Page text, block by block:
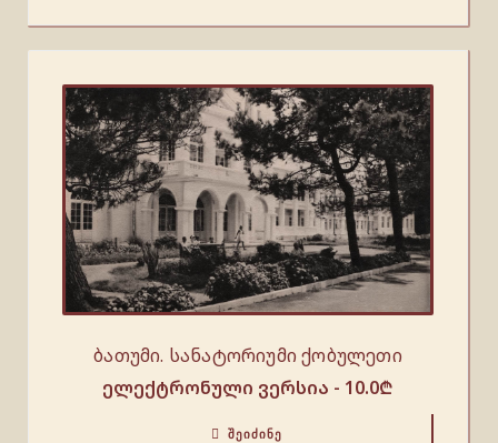
ბათუმი. სანატორიუმი ქობულეთი
ელექტრონული ვერსია - 10.0₾
ᲨᲔᲘᲫᲘᲜᲔ